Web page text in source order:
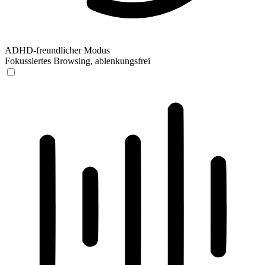
ADHD-freundlicher Modus
Fokussiertes Browsing, ablenkungsfrei